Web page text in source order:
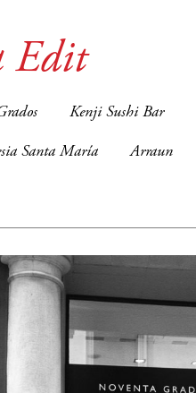
Edit
Kenji Sushi Bar
Santa María Arraun